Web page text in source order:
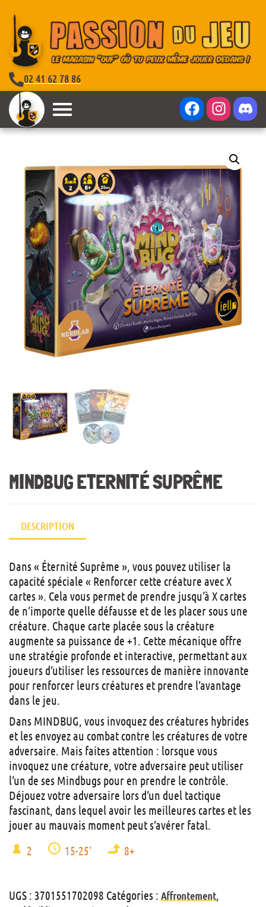
02 41 62 78 86
MINDBUG ETERNITÉ SUPRÊME
DESCRIPTION
Dans « Éternité Suprême », vous pouvez utiliser la
capacité spéciale « Renforcer cette créature avec X
cartes ». Cela vous permet de prendre jusqu’à X cartes
de n’importe quelle défausse et de les placer sous une
créature. Chaque carte placée sous la créature
augmente sa puissance de +1. Cette mécanique offre
une stratégie profonde et interactive, permettant aux
joueurs d’utiliser les ressources de manière innovante
pour renforcer leurs créatures et prendre l’avantage
dans le jeu.
Dans MINDBUG, vous invoquez des créatures hybrides
et les envoyez au combat contre les créatures de votre
adversaire. Mais faites attention : lorsque vous
invoquez une créature, votre adversaire peut utiliser
l’un de ses Mindbugs pour en prendre le contrôle.
Déjouez votre adversaire lors d’un duel tactique
fascinant, dans lequel avoir les meilleures cartes et les
jouer au mauvais moment peut s’avérer fatal.
2
15-25' 8+
UGS : 3701551702098 Catégories : Affrontement